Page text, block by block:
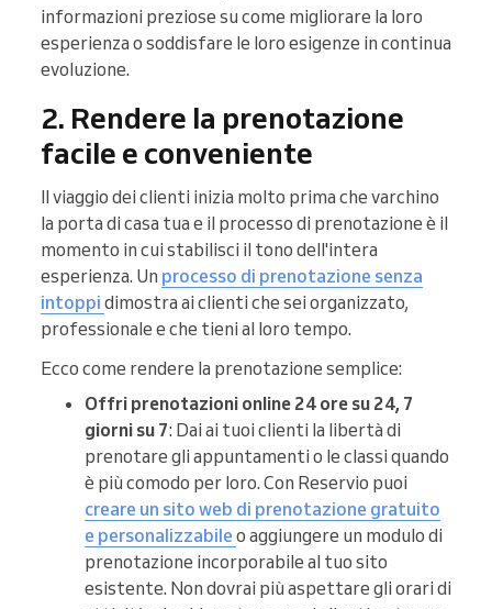
informazioni preziose su come migliorare la loro
esperienza o soddisfare le loro esigenze in continua
evoluzione.
2. Rendere la prenotazione
facile e conveniente
Il viaggio dei clienti inizia molto prima che varchino
la porta di casa tua e il processo di prenotazione è il
momento in cui stabilisci il tono dell'intera
esperienza. Un processo di prenotazione senza
intoppi dimostra ai clienti che sei organizzato,
professionale e che tieni al loro tempo.
Ecco come rendere la prenotazione semplice:
Offri prenotazioni online 24 ore su 24, 7
giorni su 7: Dai ai tuoi clienti la libertà di
prenotare gli appuntamenti o le classi quando
è più comodo per loro. Con Reservio puoi
creare un sito web di prenotazione gratuito
e personalizzabile o aggiungere un modulo di
prenotazione incorporabile al tuo sito
esistente. Non dovrai più aspettare gli orari di